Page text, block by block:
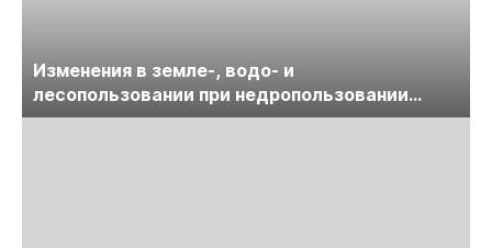
Изменения в земле-, водо- и
лесопользовании при недропользовании
обсудят на семинаре «ПравоТЭК»